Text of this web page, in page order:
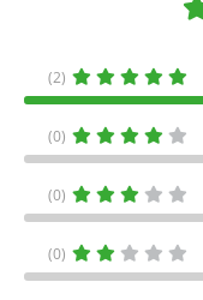
(2)
(0)
(0)
(0)